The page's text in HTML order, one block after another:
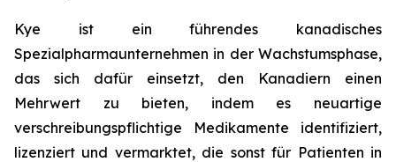
Kye ist ein führendes kanadisches
Spezialpharmaunternehmen in der Wachstumsphase,
das sich dafür einsetzt, den Kanadiern einen
Mehrwert zu bieten, indem es neuartige
verschreibungspflichtige Medikamente identifiziert,
lizenziert und vermarktet, die sonst für Patienten in